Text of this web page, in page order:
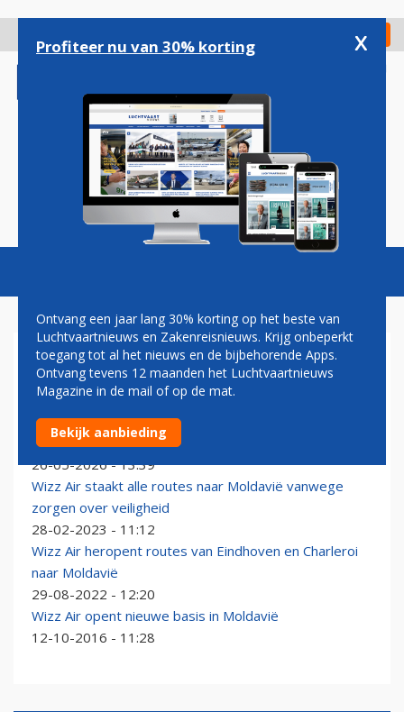
gaan
Check in
Magazine Podcasts Vacatures
CHISINAU
Wizz Air biedt twee nieuwe verbindingen aan vanaf
Keulen/Bonn
26-05-2026 - 13:39
Wizz Air staakt alle routes naar Moldavië vanwege
zorgen over veiligheid
28-02-2023 - 11:12
Wizz Air heropent routes van Eindhoven en Charleroi
naar Moldavië
29-08-2022 - 12:20
Wizz Air opent nieuwe basis in Moldavië
12-10-2016 - 11:28
Profiteer nu van 30% korting x
Ontvang een jaar lang 30% korting op het beste van
Luchtvaartnieuws en Zakenreisnieuws. Krijg onbeperkt
toegang tot al het nieuws en de bijbehorende Apps.
Ontvang tevens 12 maanden het Luchtvaartnieuws
Magazine in de mail of op de mat.
Bekijk aanbieding